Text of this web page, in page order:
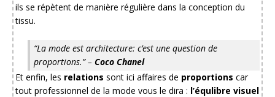
ils se répètent de manière régulière dans la conception du
tissu.
“La mode est architecture: c’est une question de
proportions.” – Coco Chanel
Et enfin, les relations sont ici affaires de proportions car
tout professionnel de la mode vous le dira : l’équlibre visuel